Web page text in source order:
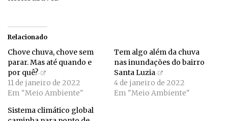
Relacionado
Chove chuva, chove sem
parar. Mas até quando e
por quê?
11 de janeiro de 2022
Em "Meio Ambiente"
Tem algo além da chuva
nas inundações do bairro
Santa Luzia
4 de janeiro de 2022
Em "Meio Ambiente"
Sistema climático global